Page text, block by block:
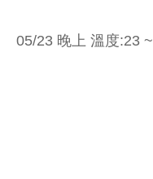
05/23 晚上 溫度:23